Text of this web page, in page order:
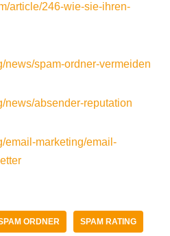
article/246-wie-sie-ihren-
news/spam-ordner-vermeiden
news/absender-reputation
email-marketing/email-
ORDNER SPAM RATING